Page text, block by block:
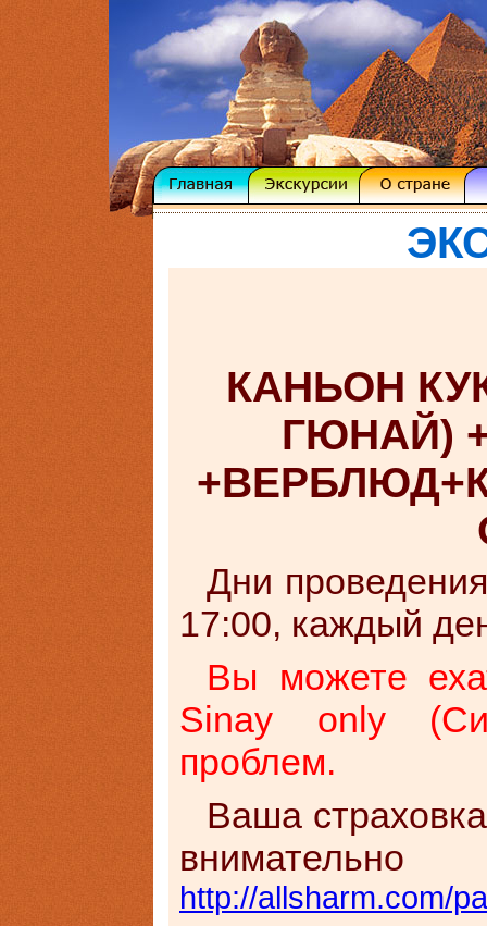
КАНЬОН
ГЮНАЙ)
Дни
17:00, каждый
Вы можете
Sinay only
проблем.
Ваша
http://allsharm.com/